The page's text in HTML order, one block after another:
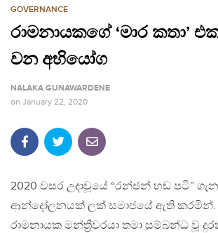
GOVERNANCE
රාමනායකගේ ‘මාර කතා’
වන අභියෝග
NALAKA GUNAWARDENE
on January 22, 2020
2020 වසර උදාවූයේ “රන්ජන් හඬ පටි”
ආන්දෝලනයක් ලක් සමාජයේ ඇති
රාමනායක මන්ත්‍රීවරයා තමා සම්බන්ධ වූ